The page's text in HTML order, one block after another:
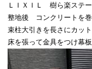
ＬＩＸＩＬ 樹ら楽ステ
整地後 コンクリートを
束柱大引きを長さにカッ
床を張って金具をつけ幕